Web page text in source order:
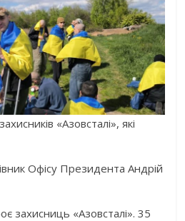
«Азовсталі», які
Офісу Президента Андрій
захисниць «Азовсталі». 35